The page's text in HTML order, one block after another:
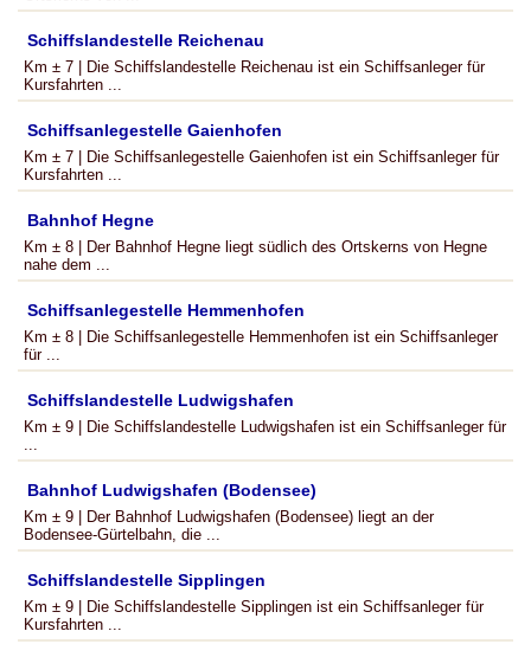
Schiffslandestelle Reichenau
Km ± 7 | Die Schiffslandestelle Reichenau ist ein Schiffsanleger für
Kursfahrten ...
Schiffsanlegestelle Gaienhofen
Km ± 7 | Die Schiffsanlegestelle Gaienhofen ist ein Schiffsanleger für
Kursfahrten ...
Bahnhof Hegne
Km ± 8 | Der Bahnhof Hegne liegt südlich des Ortskerns von Hegne
nahe dem ...
Schiffsanlegestelle Hemmenhofen
Km ± 8 | Die Schiffsanlegestelle Hemmenhofen ist ein Schiffsanleger
für ...
Schiffslandestelle Ludwigshafen
Km ± 9 | Die Schiffslandestelle Ludwigshafen ist ein Schiffsanleger für
...
Bahnhof Ludwigshafen (Bodensee)
Km ± 9 | Der Bahnhof Ludwigshafen (Bodensee) liegt an der
Bodensee-Gürtelbahn, die ...
Schiffslandestelle Sipplingen
Km ± 9 | Die Schiffslandestelle Sipplingen ist ein Schiffsanleger für
Kursfahrten ...